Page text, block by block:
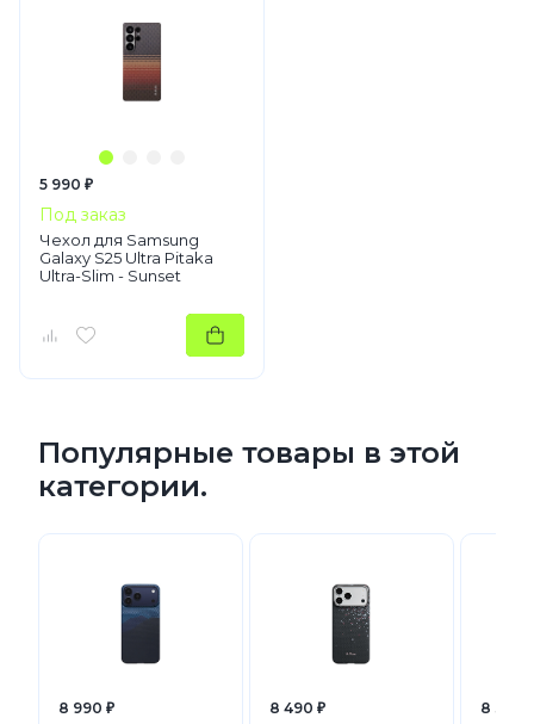
5 990 ₽
Под заказ
Чехол для Samsung
Galaxy S25 Ultra Pitaka
Ultra-Slim - Sunset
Популярные товары в этой
категории.
8 990 ₽ 8 490 ₽ 8 390